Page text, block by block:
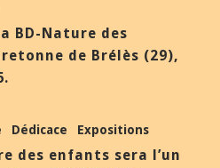
BD-Nature des
de Brélès (29),
Dédicace Expositions
des enfants sera l’un